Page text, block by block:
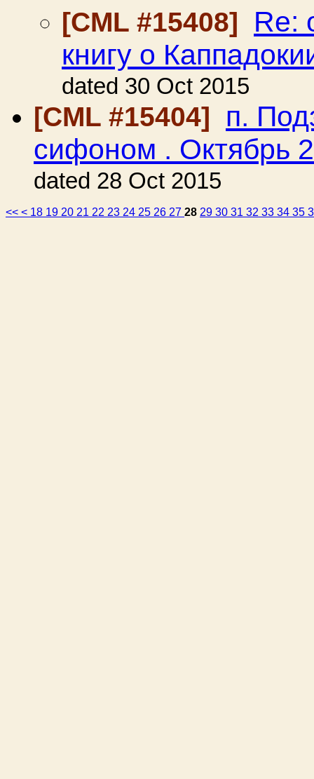
[CML #15408]
Re:
книгу о
dated 30 Oct 2015
[CML #15404] п.
сифоном . Октябрь
dated 28 Oct 2015
<< < 18 19 20 21 22 23 24 25 26 27 28 29 30 31 32 33 34 35